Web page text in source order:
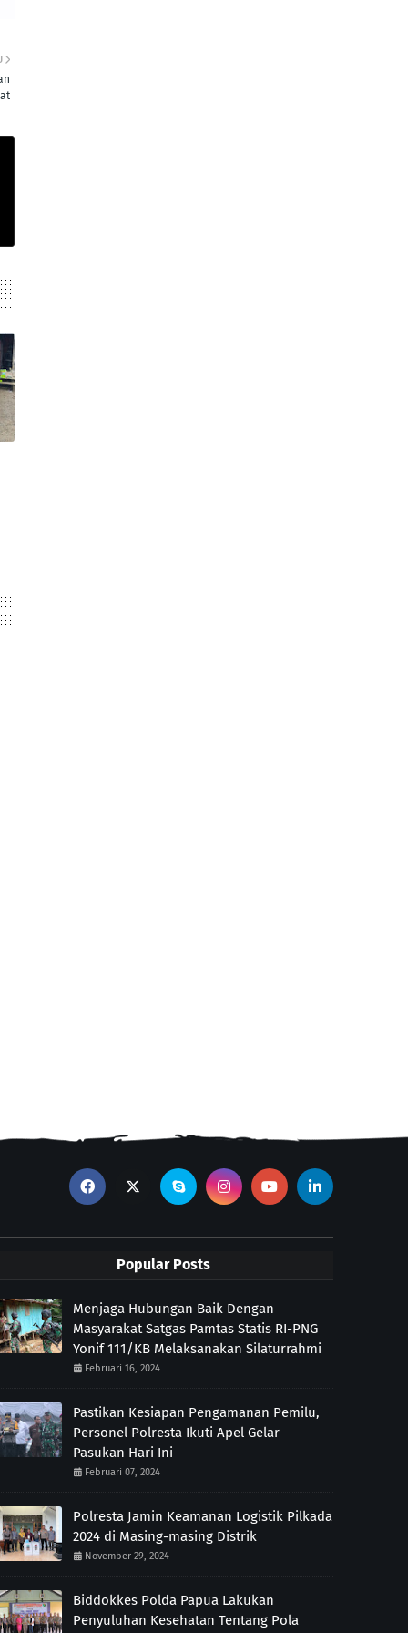
Popular Posts
Menjaga Hubungan Baik Dengan
Masyarakat Satgas Pamtas Statis RI-PNG
Yonif 111/KB Melaksanakan Silaturrahmi
Februari 16, 2024
Pastikan Kesiapan Pengamanan Pemilu,
Personel Polresta Ikuti Apel Gelar
Pasukan Hari Ini
Februari 07, 2024
Polresta Jamin Keamanan Logistik Pilkada
2024 di Masing-masing Distrik
November 29, 2024
Biddokkes Polda Papua Lakukan
Penyuluhan Kesehatan Tentang Pola